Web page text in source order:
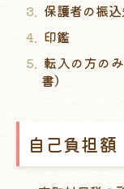
保護者の振込
印鑑
転入の方の
書）
自己負担額